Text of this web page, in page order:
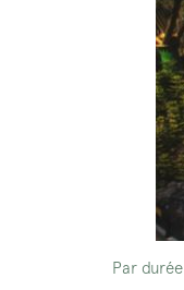
Par durée